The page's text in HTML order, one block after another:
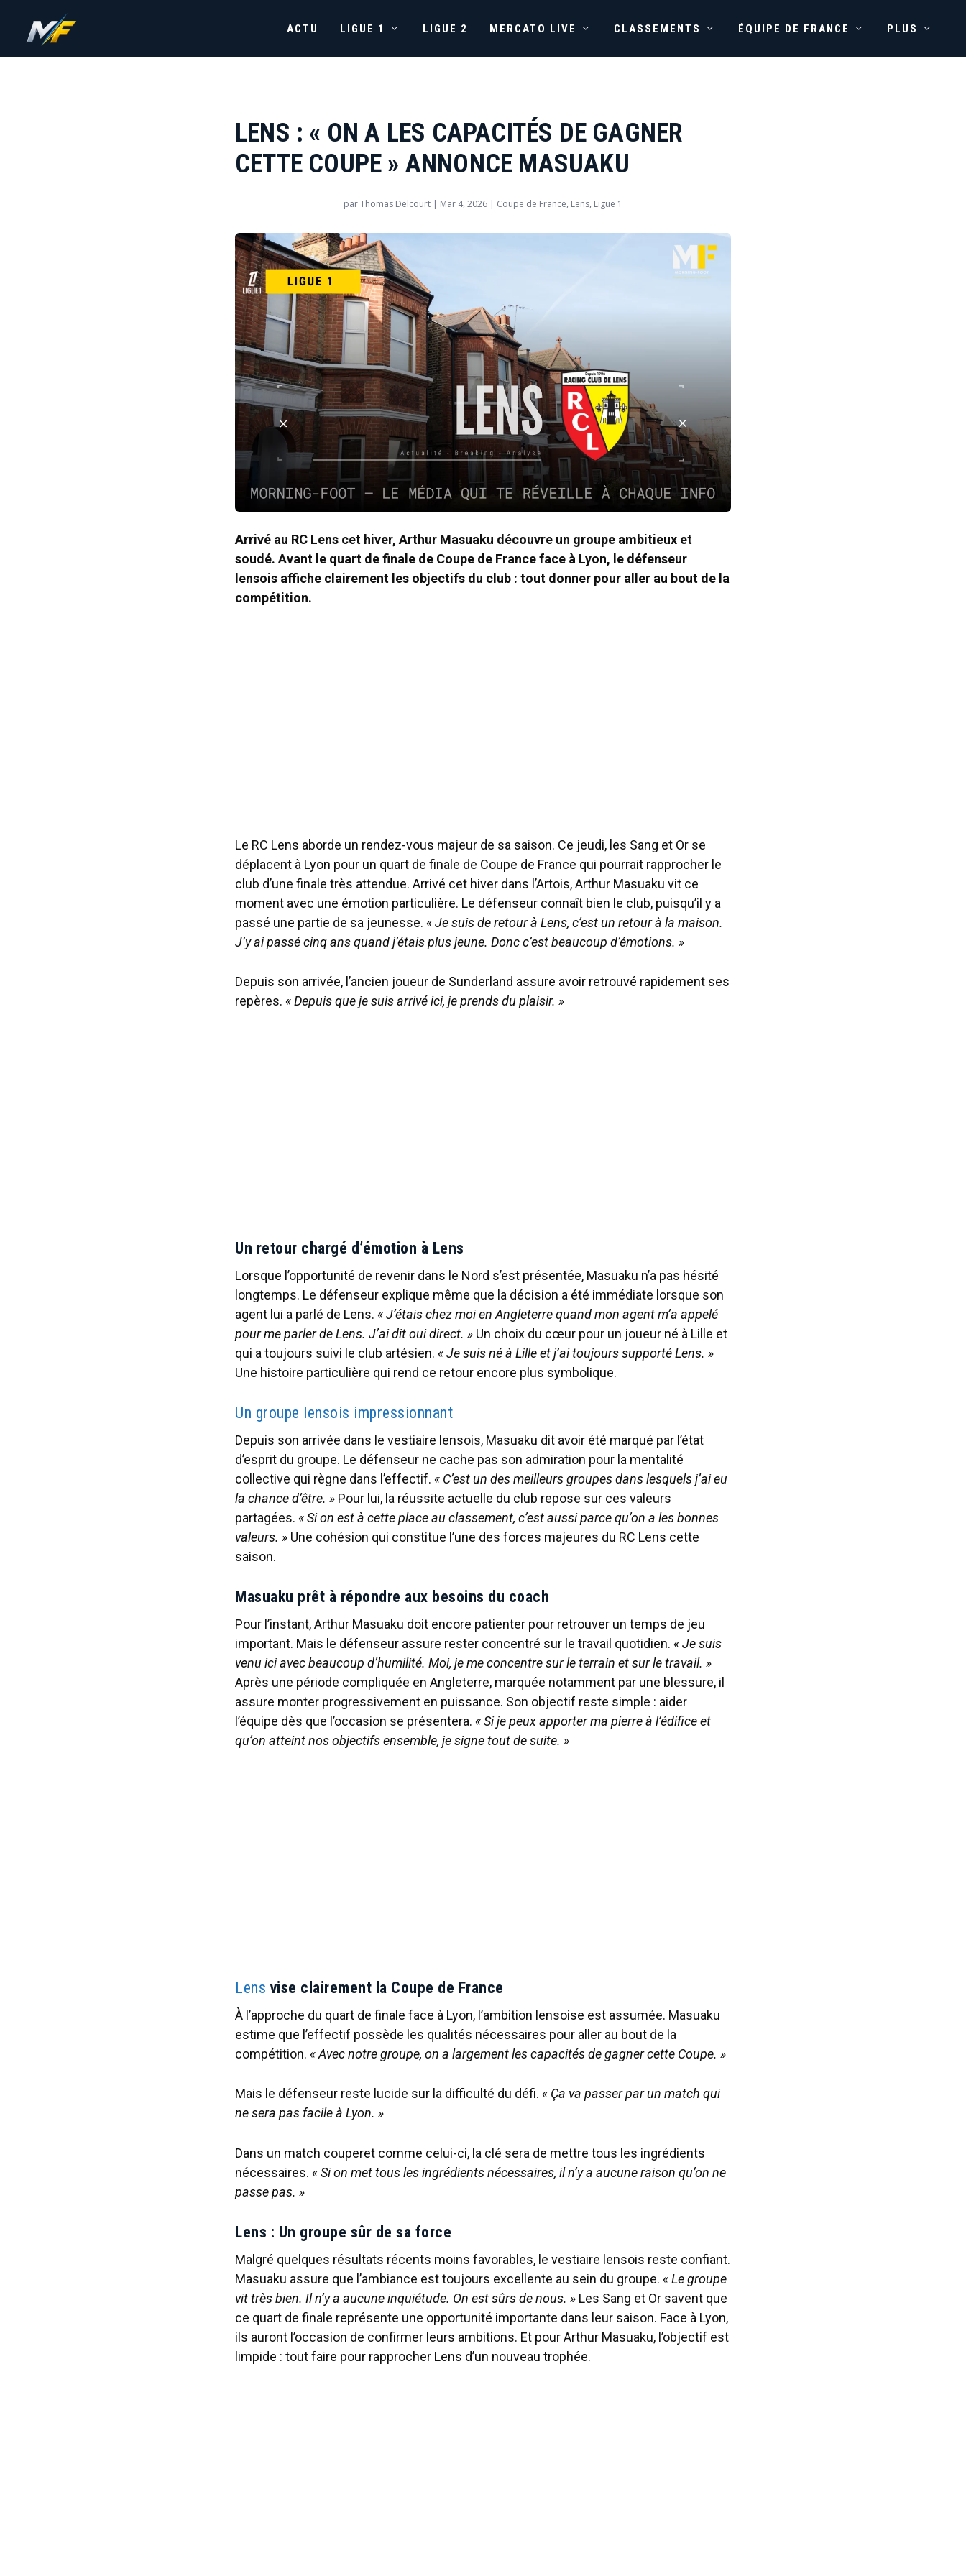
ACTU LIGUE 1 LIGUE 2 MERCATO LIVE CLASSEMENTS ÉQUIPE DE FRANCE PLUS
LENS : « ON A LES CAPACITÉS DE GAGNER
CETTE COUPE » ANNONCE MASUAKU
parThomas Delcourt | Mar 4, 2026 | Coupe de France, Lens, Ligue 1
Arrivé au RC Lens cet hiver, Arthur Masuaku découvre un groupe ambitieux et
soudé. Avant le quart de finale de Coupe de France face à Lyon, le défenseur
lensois affiche clairement les objectifs du club : tout donner pour aller au bout de la
compétition.
Le RC Lens aborde un rendez-vous majeur de sa saison. Ce jeudi, les Sang et Or se
déplacent à Lyon pour un quart de finale de Coupe de France qui pourrait rapprocher le
club d’une finale très attendue. Arrivé cet hiver dans l’Artois, Arthur Masuaku vit ce
moment avec une émotion particulière. Le défenseur connaît bien le club, puisqu’il y a
passé une partie de sa jeunesse. « Je suis de retour à Lens, c’est un retour à la maison.
J’y ai passé cinq ans quand j’étais plus jeune. Donc c’est beaucoup d’émotions. »
Depuis son arrivée, l’ancien joueur de Sunderland assure avoir retrouvé rapidement ses
repères. « Depuis que je suis arrivé ici, je prends du plaisir. »
Un retour chargé d’émotion à Lens
Lorsque l’opportunité de revenir dans le Nord s’est présentée, Masuaku n’a pas hésité
longtemps. Le défenseur explique même que la décision a été immédiate lorsque son
agent lui a parlé de Lens. « J’étais chez moi en Angleterre quand mon agent m’a appelé
pour me parler de Lens. J’ai dit oui direct. » Un choix du cœur pour un joueur né à Lille et
qui a toujours suivi le club artésien. « Je suis né à Lille et j’ai toujours supporté Lens. »
Une histoire particulière qui rend ce retour encore plus symbolique.
Un groupe lensois impressionnant
Depuis son arrivée dans le vestiaire lensois, Masuaku dit avoir été marqué par l’état
d’esprit du groupe. Le défenseur ne cache pas son admiration pour la mentalité
collective qui règne dans l’effectif. « C’est un des meilleurs groupes dans lesquels j’ai eu
la chance d’être. » Pour lui, la réussite actuelle du club repose sur ces valeurs
partagées. « Si on est à cette place au classement, c’est aussi parce qu’on a les bonnes
valeurs. » Une cohésion qui constitue l’une des forces majeures du RC Lens cette
saison.
Masuaku prêt à répondre aux besoins du coach
Pour l’instant, Arthur Masuaku doit encore patienter pour retrouver un temps de jeu
important. Mais le défenseur assure rester concentré sur le travail quotidien. « Je suis
venu ici avec beaucoup d’humilité. Moi, je me concentre sur le terrain et sur le travail. »
Après une période compliquée en Angleterre, marquée notamment par une blessure, il
assure monter progressivement en puissance. Son objectif reste simple : aider
l’équipe dès que l’occasion se présentera. « Si je peux apporter ma pierre à l’édifice et
qu’on atteint nos objectifs ensemble, je signe tout de suite. »
Lens vise clairement la Coupe de France
À l’approche du quart de finale face à Lyon, l’ambition lensoise est assumée. Masuaku
estime que l’effectif possède les qualités nécessaires pour aller au bout de la
compétition. « Avec notre groupe, on a largement les capacités de gagner cette Coupe. »
Mais le défenseur reste lucide sur la difficulté du défi. « Ça va passer par un match qui
ne sera pas facile à Lyon. »
Dans un match couperet comme celui-ci, la clé sera de mettre tous les ingrédients
nécessaires. « Si on met tous les ingrédients nécessaires, il n’y a aucune raison qu’on ne
passe pas. »
Lens : Un groupe sûr de sa force
Malgré quelques résultats récents moins favorables, le vestiaire lensois reste confiant.
Masuaku assure que l’ambiance est toujours excellente au sein du groupe. « Le groupe
vit très bien. Il n’y a aucune inquiétude. On est sûrs de nous. » Les Sang et Or savent que
ce quart de finale représente une opportunité importante dans leur saison. Face à Lyon,
ils auront l’occasion de confirmer leurs ambitions. Et pour Arthur Masuaku, l’objectif est
limpide : tout faire pour rapprocher Lens d’un nouveau trophée.